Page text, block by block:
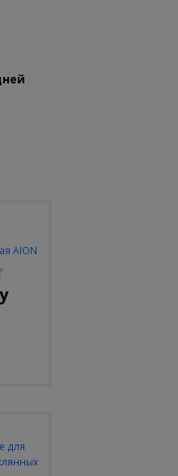
AION
см,
для